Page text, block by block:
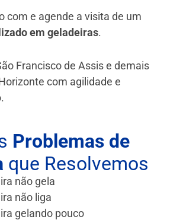
com e agende a visita de um
em geladeiras.
Francisco de Assis e demais
com agilidade e
Problemas de
que Resolvemos
não gela
não liga
gelando pouco